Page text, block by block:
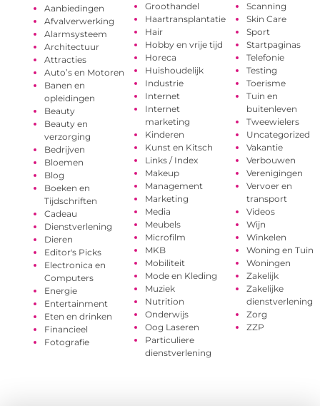
Aanbiedingen
Afvalverwerking
Alarmsysteem
Architectuur
Attracties
Auto’s en Motoren
Banen en
opleidingen
Beauty
Beauty en
verzorging
Bedrijven
Bloemen
Blog
Boeken en
Tijdschriften
Cadeau
Dienstverlening
Dieren
Editor's Picks
Electronica en
Computers
Energie
Entertainment
Eten en drinken
Financieel
Fotografie
Groothandel
Haartransplantatie
Hair
Hobby en vrije tijd
Horeca
Huishoudelijk
Industrie
Internet
Internet
marketing
Kinderen
Kunst en Kitsch
Links / Index
Makeup
Management
Marketing
Media
Meubels
Microfilm
MKB
Mobiliteit
Mode en Kleding
Muziek
Nutrition
Onderwijs
Oog Laseren
Particuliere
dienstverlening
Scanning
Skin Care
Sport
Startpaginas
Telefonie
Testing
Toerisme
Tuin en
buitenleven
Tweewielers
Uncategorized
Vakantie
Verbouwen
Verenigingen
Vervoer en
transport
Videos
Wijn
Winkelen
Woning en Tuin
Woningen
Zakelijk
Zakelijke
dienstverlening
Zorg
ZZP